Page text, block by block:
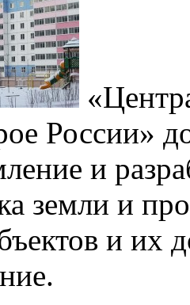
России»
и
земли и
и их